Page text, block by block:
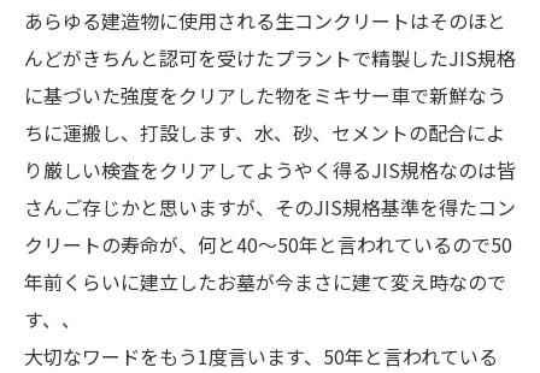
あらゆる建造物に使用される生コンクリートはそのほと
んどがきちんと認可を受けたプラントで精製したJIS規格
に基づいた強度をクリアした物をミキサー車で新鮮なう
ちに運搬し、打設します、水、砂、セメントの配合によ
り厳しい検査をクリアしてようやく得るJIS規格なのは皆
さんご存じかと思いますが、そのJIS規格基準を得たコン
クリートの寿命が、何と40～50年と言われているので50
年前くらいに建立したお墓が今まさに建て変え時なので
す、、
大切なワードをもう1度言います、50年と言われている